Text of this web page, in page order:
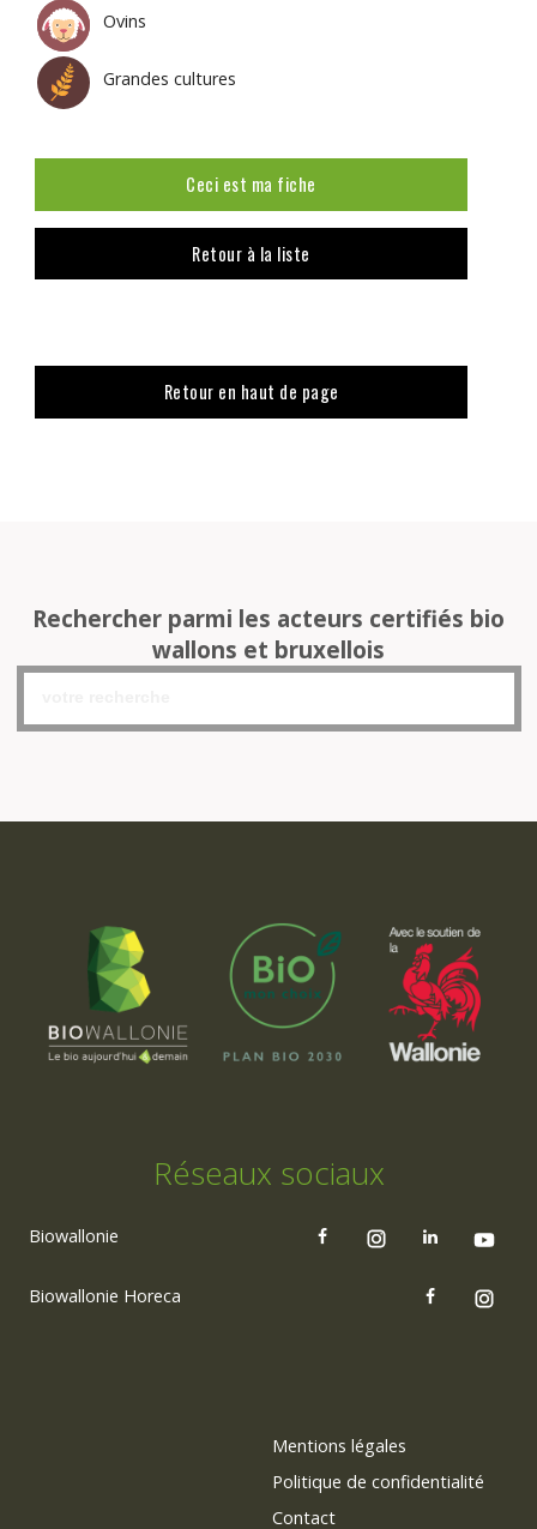
Ovins
Grandes cultures
Ceci est ma fiche
Retour à la liste
Retour en haut de page
Rechercher parmi les acteurs certifiés bio
wallons et bruxellois
Réseaux sociaux
Biowallonie
Biowallonie Horeca
Mentions légales
Politique de confidentialité
Contact